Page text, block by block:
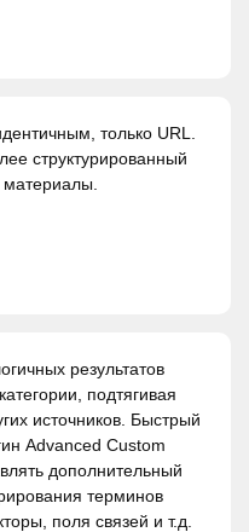
только URL.
структурированный
результатов
подтягивая
источников. Быстрый
Advanced Custom
дополнительный
терминов
поля связей и т.д.